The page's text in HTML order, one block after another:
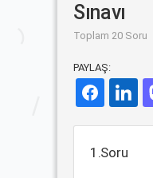
Sınavı
Toplam 20 Soru
PAYLAŞ:
1.Soru